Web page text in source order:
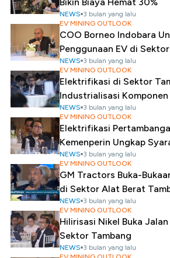
NEWS 3 bulan yang lalu
EV MINING OUTLOOK
COO Borneo Indobara
Penggunaan EV di
NEWS 3 bulan yang lalu
EV MINING OUTLOOK
Elektrifikasi di Sektor
Industrialisasi Komponen
NEWS 3 bulan yang lalu
EV MINING OUTLOOK
Elektrifikasi
Kemenperin Ungkap
NEWS 3 bulan yang lalu
EV MINING OUTLOOK
GM Tractors Buka-
di Sektor Alat Berat
NEWS 3 bulan yang lalu
EV MINING OUTLOOK
Hilirisasi Nikel Buka
Sektor Tambang
NEWS 3 bulan yang lalu